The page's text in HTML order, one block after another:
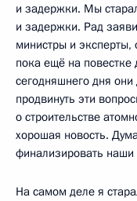
и задержки. Мы
и задержки. Рад
министры и
пока ещё на повестке
сегодняшнего дня они
продвинуть эти
о строительстве
хорошая новость.
финализировать наши
На самом деле я